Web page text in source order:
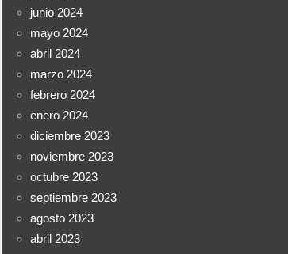
junio 2024
mayo 2024
abril 2024
marzo 2024
febrero 2024
enero 2024
diciembre 2023
noviembre 2023
octubre 2023
septiembre 2023
agosto 2023
abril 2023